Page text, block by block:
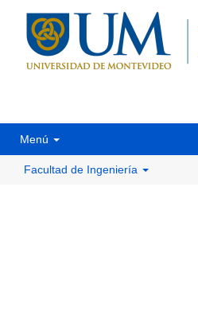
Menú
Facultad de Ingeniería